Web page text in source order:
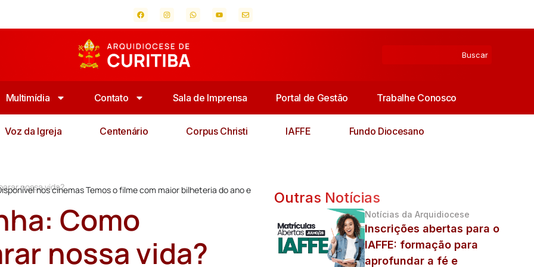
Multimídia Contato Sala de Imprensa Portal de Gestão Trabalhe Conosco
Voz da Igreja Centenário Corpus Christi IAFFE Fundo Diocesano
nossa vida?
nos cinemas Temos o filme com maior bilheteria do ano e
Como
nossa vida?
Outras Notícias
Notícias da Arquidiocese
Inscrições abertas para o
IAFFE: formação para
aprofundar a fé e